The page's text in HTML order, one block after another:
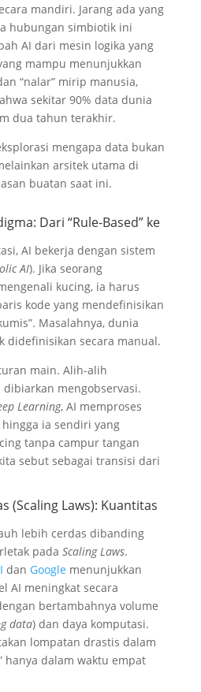
mandiri. Jarang ada yang
hubungan simbiotik ini
AI dari mesin logika yang
mampu menunjukkan
“nalar” mirip manusia,
sekitar 90% data dunia
dua tahun terakhir.
mengapa data bukan
arsitek utama di
buatan saat ini.
Dari “Rule-Based” ke
AI bekerja dengan sistem
AI). Jika seorang
kucing, ia harus
kode yang mendefinisikan
Masalahnya, dunia
didefinisikan secara manual.
main. Alih-alih
mengobservasi.
Learning, AI memproses
ia sendiri yang
tanpa campur tangan
sebut sebagai transisi dari
(Scaling Laws): Kuantitas
lebih cerdas dibanding
pada Scaling Laws.
dan Google menunjukkan
AI meningkat secara
bertambahnya volume
data) dan daya komputasi.
lompatan drastis dalam
hanya dalam waktu empat